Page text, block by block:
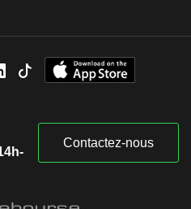
Contactez-nous